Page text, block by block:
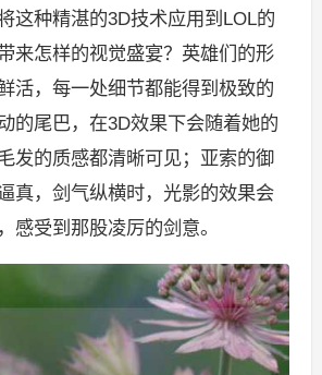
这种精湛的3D技术应用到LOL的
来怎样的视觉盛宴？英雄们的形
活，每一处细节都能得到极致的
的尾巴，在3D效果下会随着她的
发的质感都清晰可见；亚索的御
真，剑气纵横时，光影的效果会
感受到那股凌厉的剑意。